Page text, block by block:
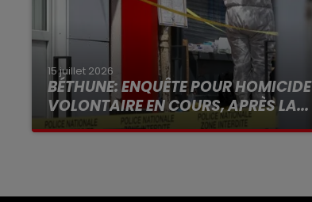
15 juillet 2026
BÉTHUNE: ENQUÊTE POUR HOMICIDE
VOLONTAIRE EN COURS, APRÈS LA...
Selon les premiers éléments, le logement